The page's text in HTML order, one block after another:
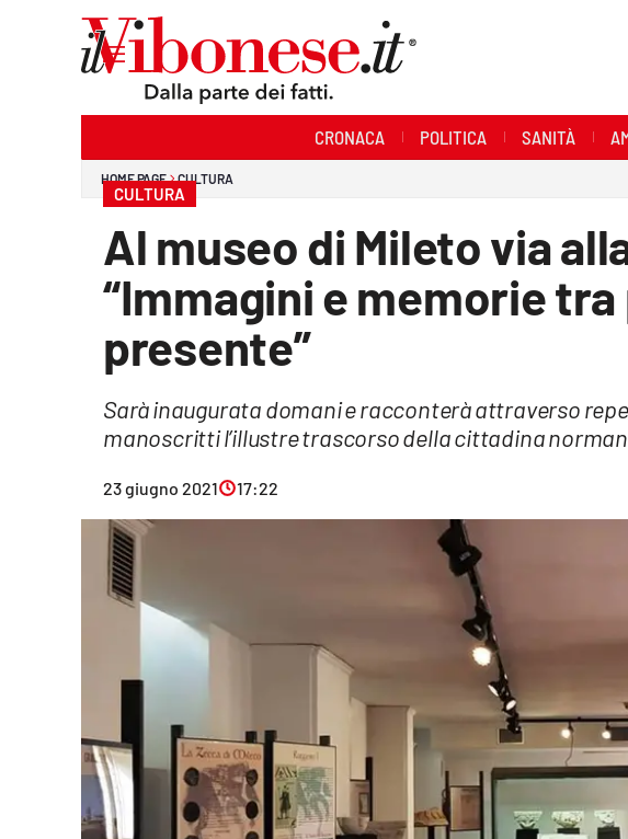
CRONACA POLITICA SANITÀ
HOME PAGE CULTURA
CULTURA
Al museo di Mileto via
“Immagini e memorie
presente”
Sarà inaugurata domani e racconterà attraverso
manoscritti l’illustre trascorso della cittadina
23 giugno 2021 17:22